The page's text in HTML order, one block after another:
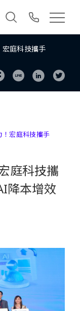
庭科技攜手
宏庭科技攜手
庭科技攜
降本增效